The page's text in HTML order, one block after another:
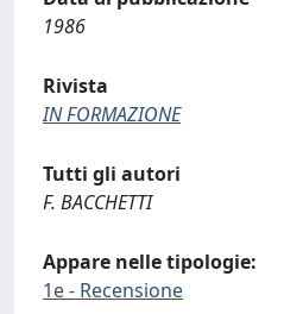
1986
Rivista
IN FORMAZIONE
Tutti gli autori
F. BACCHETTI
Appare nelle tipologie:
1e - Recensione